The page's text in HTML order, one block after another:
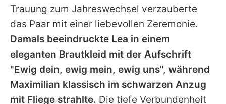
Trauung zum Jahreswechsel verzauberte
das Paar mit einer liebevollen Zeremonie.
Damals beeindruckte Lea in einem
eleganten Brautkleid mit der Aufschrift
"Ewig dein, ewig mein, ewig uns", während
Maximilian klassisch im schwarzen Anzug
mit Fliege strahlte. Die tiefe Verbundenheit